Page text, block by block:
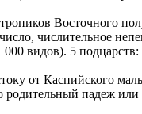
Восточного
числительное
видов). 5
от Каспийского
родительный падеж